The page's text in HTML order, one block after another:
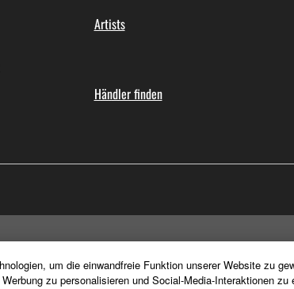
Artists
Händler finden
um die einwandfreie Funktion unserer Website zu
zu personalisieren und Social-Media-Interaktionen zu